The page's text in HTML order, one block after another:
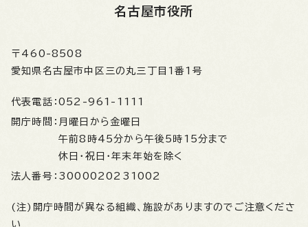
名古屋市役所
〒460-8508
愛知県名古屋市中区三の丸三丁目1番1号
代表電話： 052-961-1111
開庁時間： 月曜日から金曜日
午前8時45分から午後5時15分まで
休日・祝日・年末年始を除く
法人番号： 3000020231002
(注)開庁時間が異なる組織、施設がありますのでご注意くださ
い